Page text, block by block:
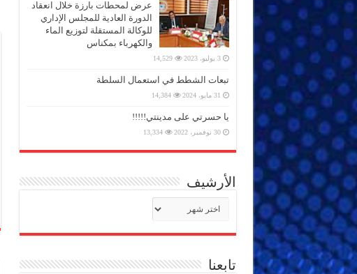
عرض لمحطات بارزة خلال انعقاد
الدورة العادية للمجلس الإداري
للوكالة المستقلة لتوزيع الماء
والكهرباء بمكناس
3 يوليو، 2023 14,529
تبعات الشطط في استعمال السلطة
31 مايو، 2024 14,384
يا حسرتي على مدينتي!!!!!
30 نوفمبر، 2022 13,334
الأرشيف
تابعنا